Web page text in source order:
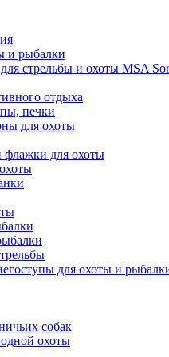
и рыбалки
стрельбы и охоты MSA
отдыха
печки
для охоты
для охоты
для охоты и
собак
охоты